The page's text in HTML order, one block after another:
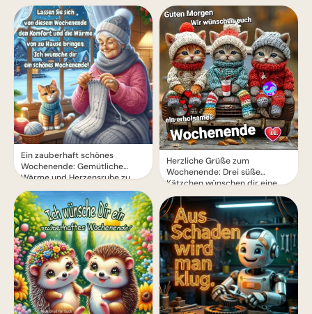
Ein zauberhaft schönes
Wochenende: Gemütliche
Wärme und Herzensruhe zu
Hause erleben.
Herzliche Grüße zum
Wochenende: Drei süße
Kätzchen wünschen dir eine
erholsame Zeit